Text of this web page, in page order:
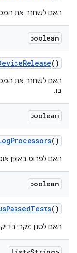
האם לשחרר את
boolean
Release()
האם לשחרר את
בו.
boolean
Processors()
האם לפרוס באופן
boolean
PassedTests()
האם לסנן מקרי